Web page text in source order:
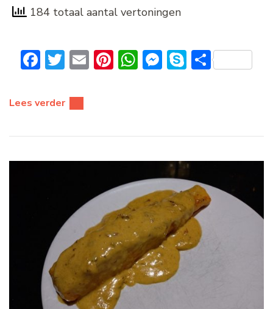
184 totaal aantal vertoningen
Facebook
Twitter
EmailPinterest
WhatsApp
Messenger
Skype
Delen
Lees verder